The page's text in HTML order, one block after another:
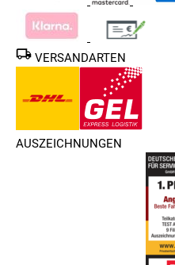
VERSANDARTEN
AUSZEICHNUNGEN